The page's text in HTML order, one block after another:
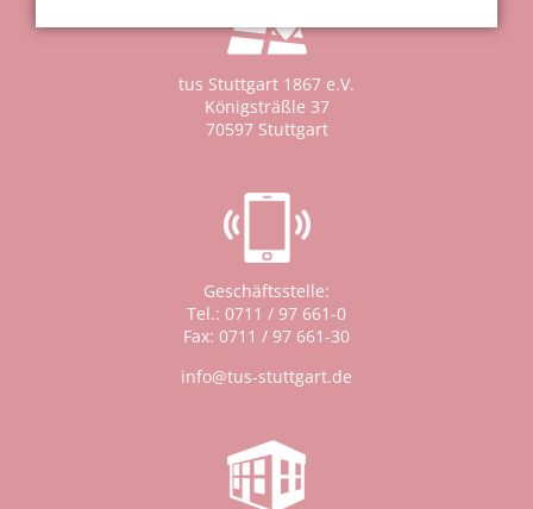
tus Stuttgart 1867 e.V.
Königsträßle 37
70597 Stuttgart
Geschäftsstelle:
Tel.: 0711 / 97 661-0
Fax: 0711 / 97 661-30
info@tus-stuttgart.de